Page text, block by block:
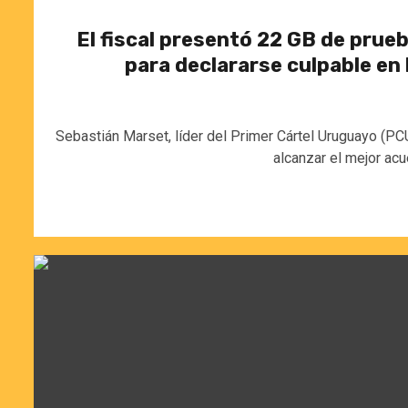
El fiscal presentó 22 GB de
para declararse culpable
Sebastián Marset, líder del Primer Cártel Uruguayo
alcanzar el mejor